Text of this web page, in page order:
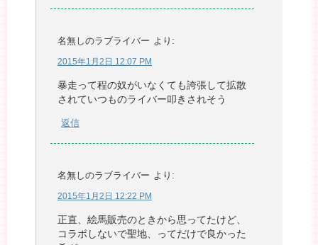
名無しのラブライバー より:
2015年1月2日 12:07 PM
暴走って程の奴がいなくても誇張して拡散
されていつものライバー叩きされそう
返信
名無しのラブライバー より:
2015年1月2日 12:22 PM
正直、絵馬販売のときから思ってたけど、
コラボしないで聖地、ってだけで良かった